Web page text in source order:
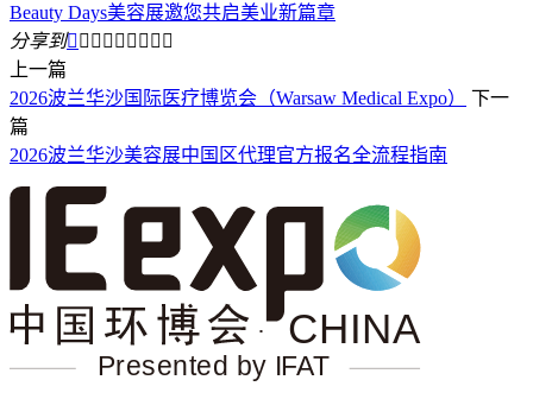
Beauty Days美容展邀您共启美业新篇章
分享到        
上一篇
2026波兰华沙国际医疗博览会（Warsaw Medical Expo）
下一
篇
2026波兰华沙美容展中国区代理官方报名全流程指南